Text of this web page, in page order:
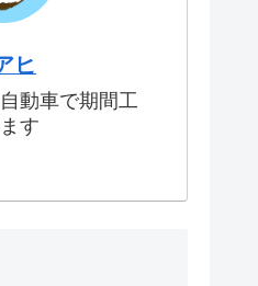
ヒ
動車で期間工
す